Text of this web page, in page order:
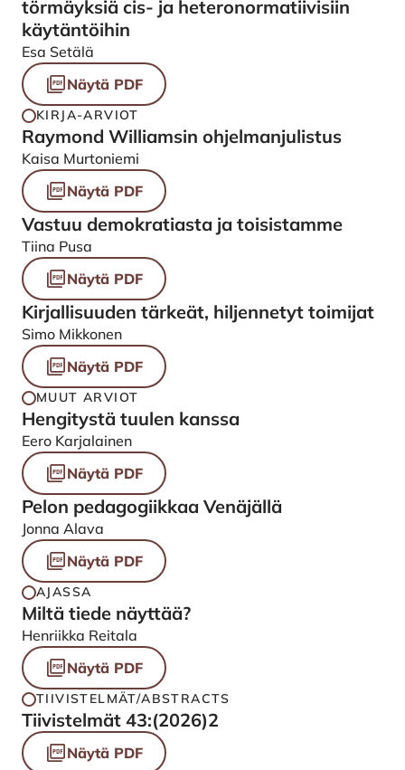
törmäyksiä cis- ja heteronormatiivisiin
käytäntöihin
Esa Setälä
Näytä PDF
KIRJA-ARVIOT
Raymond Williamsin ohjelmanjulistus
Kaisa Murtoniemi
Näytä PDF
Vastuu demokratiasta ja toisistamme
Tiina Pusa
Näytä PDF
Kirjallisuuden tärkeät, hiljennetyt toimijat
Simo Mikkonen
Näytä PDF
MUUT ARVIOT
Hengitystä tuulen kanssa
Eero Karjalainen
Näytä PDF
Pelon pedagogiikkaa Venäjällä
Jonna Alava
Näytä PDF
AJASSA
Miltä tiede näyttää?
Henriikka Reitala
Näytä PDF
TIIVISTELMÄT/ABSTRACTS
Tiivistelmät 43:(2026)2
Näytä PDF